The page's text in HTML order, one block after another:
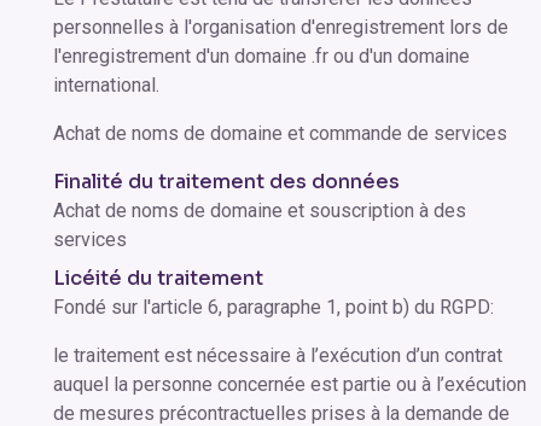
personnelles à l'organisation d'enregistrement lors de
l'enregistrement d'un domaine .fr ou d'un domaine
international.
Achat de noms de domaine et commande de services
Finalité du traitement des données
Achat de noms de domaine et souscription à des
services
Licéité du traitement
Fondé sur l'article 6, paragraphe 1, point b) du RGPD:
le traitement est nécessaire à l’exécution d’un contrat
auquel la personne concernée est partie ou à l’exécution
de mesures précontractuelles prises à la demande de